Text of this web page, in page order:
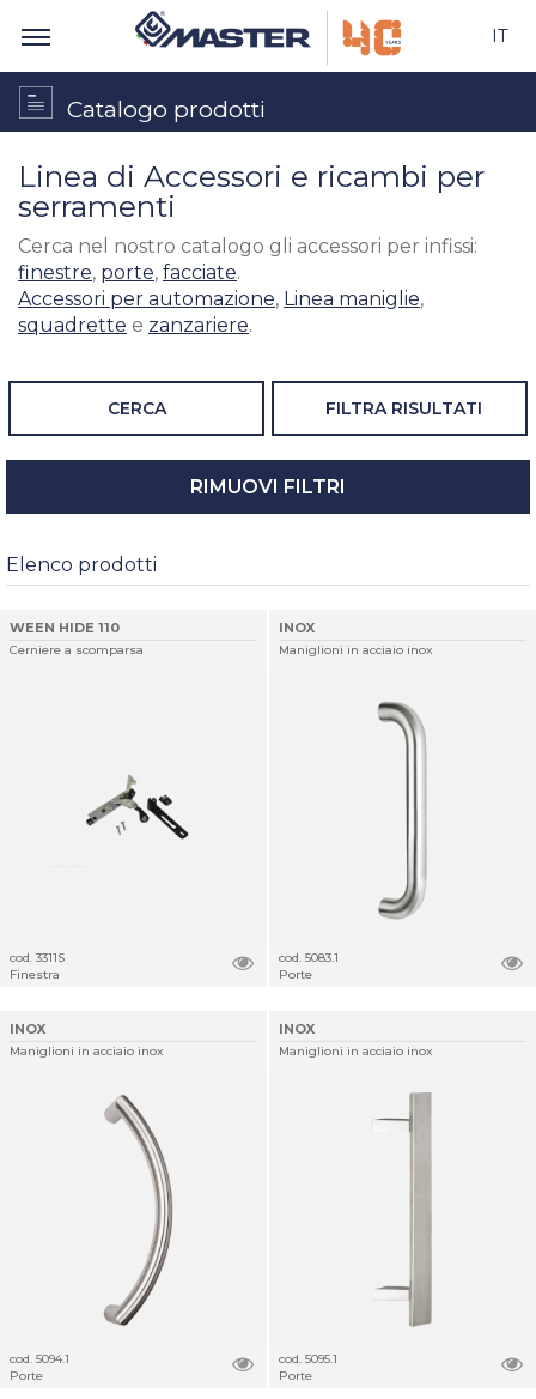
IT
Catalogo prodotti
Linea di Accessori e ricambi per
serramenti
Cerca nel nostro catalogo gli accessori per infissi:
finestre, porte, facciate.
Accessori per automazione, Linea maniglie,
squadrette e zanzariere.
CERCA FILTRA RISULTATI
RIMUOVI FILTRI
Elenco prodotti
WEEN HIDE 110
Cerniere a scomparsa
cod. 3311S
Finestra
INOX
Maniglioni in acciaio inox
cod. 5083.1
Porte
INOX
Maniglioni in acciaio inox
cod. 5094.1
Porte
INOX
Maniglioni in acciaio inox
cod. 5095.1
Porte